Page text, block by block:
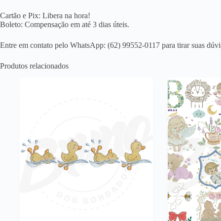
Cartão e Pix: Libera na hora!
Boleto: Compensação em até 3 dias úteis.
Entre em contato pelo WhatsApp: (62) 99552-0117 para tirar suas
Produtos relacionados